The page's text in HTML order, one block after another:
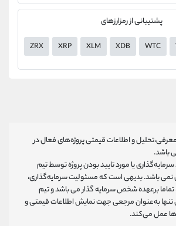
پشتیبانی از رمزارزهای
ZRX XRP XLM XDB WTC
و اطلاعات قیمتی پروژه‌های فعال در
باشد.
یا مورد تایید بودن پروژه توسط تیم
نمی باشد. بدیهی است که مسئولیت سرمایه‌گذاری،
برعهده شخص سرمایه گذار می باشد و تیم
تنها به‌عنوان مرجعی جهت نمایش اطلاعات قیمتی و
عمل می‌کند.